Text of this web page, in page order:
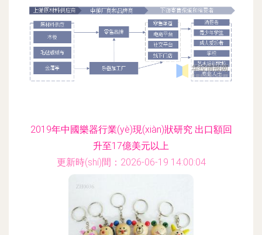
2019年中國樂器行業(yè)現(xiàn)狀研究 出口額回
升至17億美元以上
更新時(shí)間：2026-06-19 14:00:04